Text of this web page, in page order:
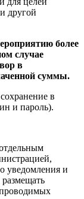
другой
более
случае
в
суммы.
в
и пароль).
уведомления и